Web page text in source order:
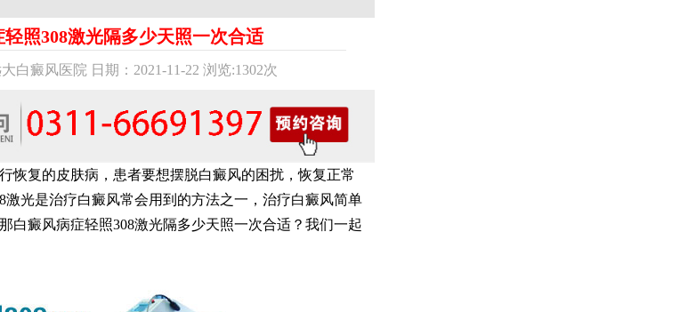
轻照308激光隔多少天照一次合适
白癜风医院 日期：2021-11-22 浏览:1302次
复的皮肤病，患者要想摆脱白癜风的困扰，恢复正常
激光是治疗白癜风常会用到的方法之一，治疗白癜风简单
白癜风病症轻照308激光隔多少天照一次合适？我们一起